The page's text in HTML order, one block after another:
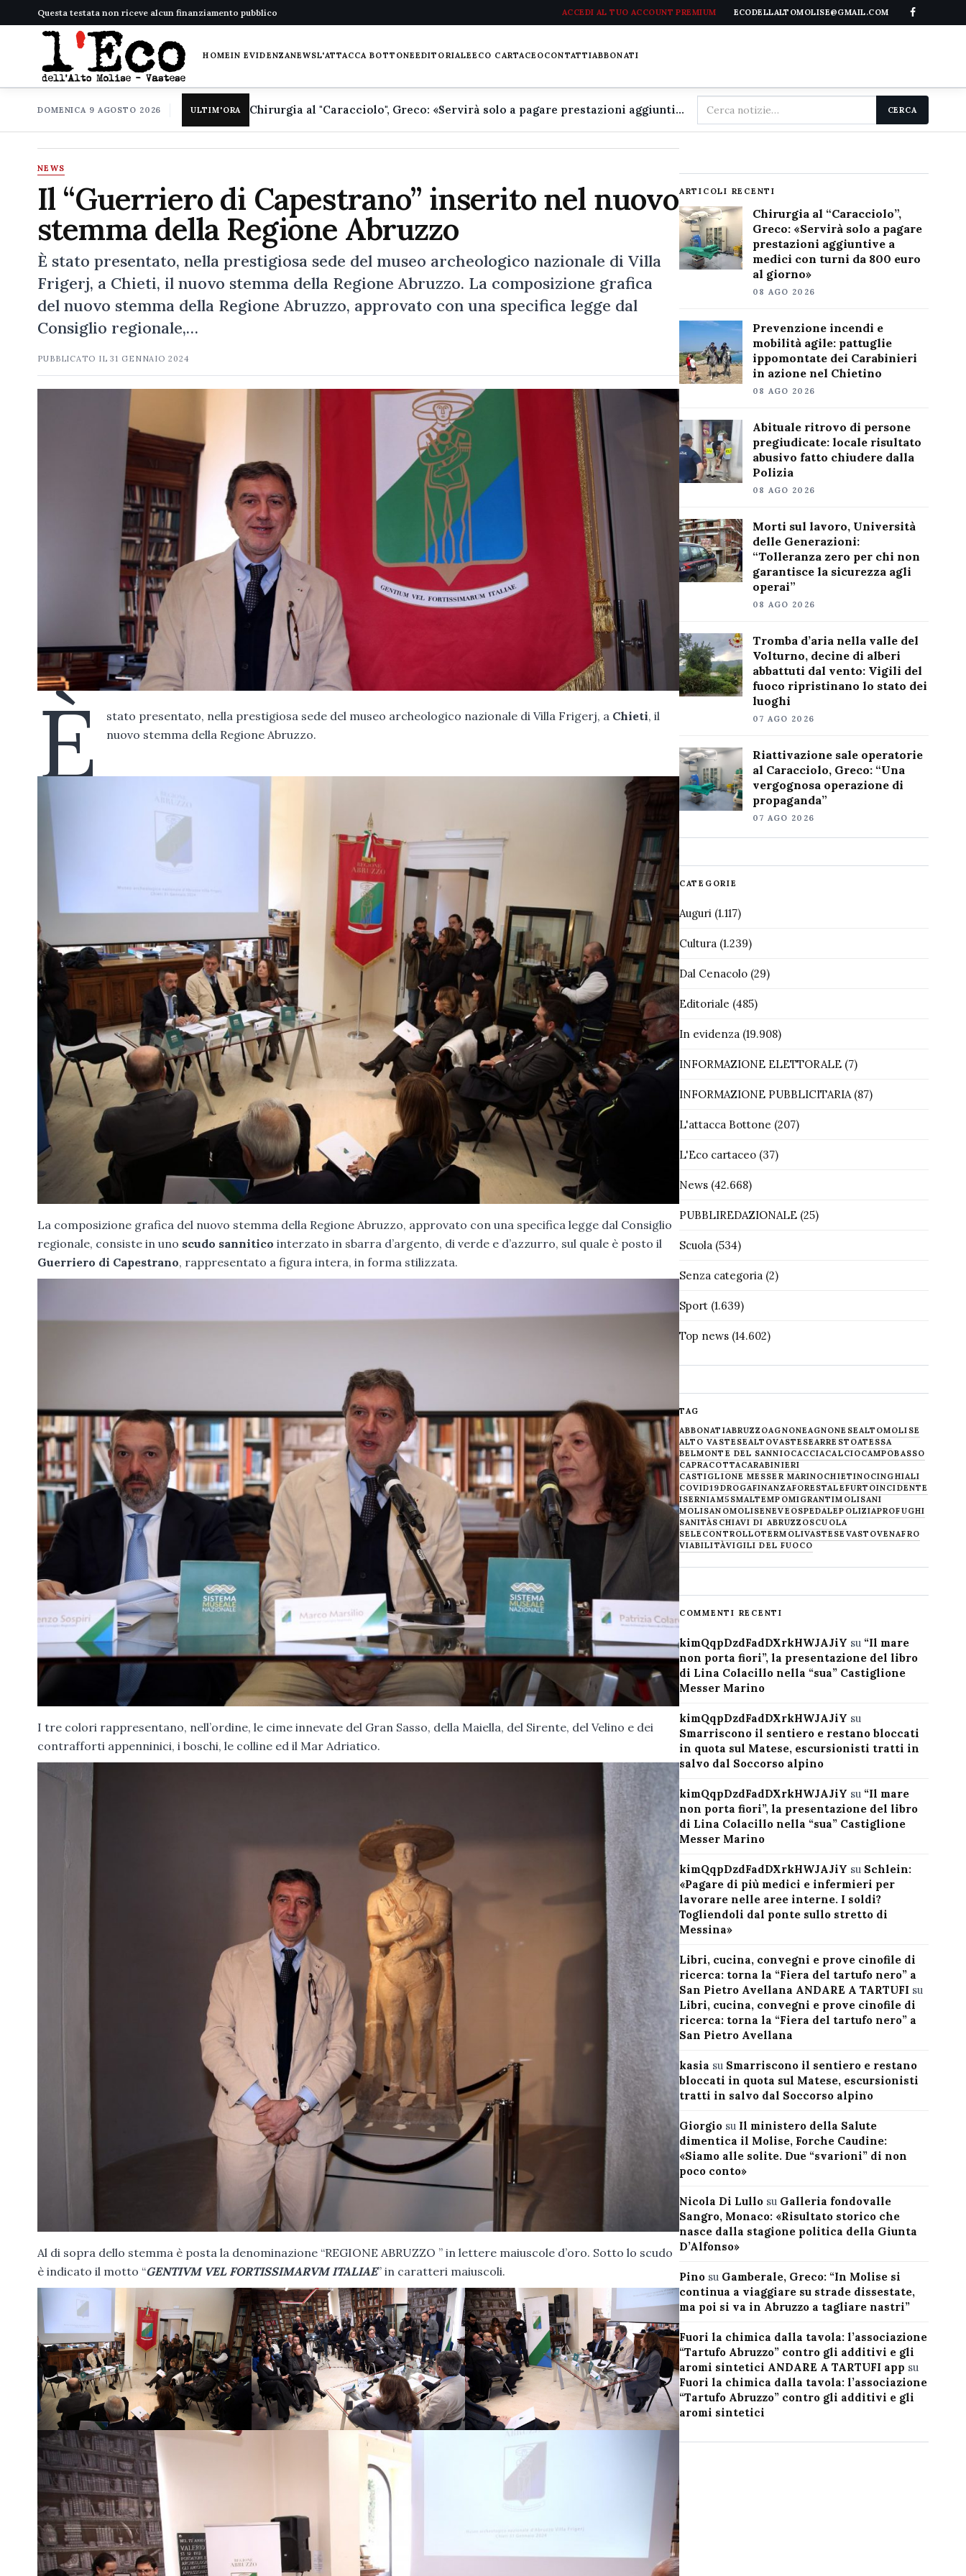
Questa testata non riceve alcun finanziamento pubblico ACCEDI AL TUO ACCOUNT PREMIUM ECODELLALTOMOLISE@GMAIL.COM
HOMEIN EVIDENZANEWSL'ATTACCA BOTTONEEDITORIALEECO CARTACEOCONTATTIABBONATI
DOMENICA 9 AGOSTO 2026 ULTIM'ORA Chirurgia al "Caracciolo", Greco: «Servirà solo a pagare prestazioni aggiuntive a medici con turni da 800 euro al giorno»
Cerca
nel
CERCA
NEWS
Il “Guerriero di Capestrano” inserito nel nuovo
stemma della Regione Abruzzo
È stato presentato, nella prestigiosa sede del museo archeologico nazionale di Villa
Frigerj, a Chieti, il nuovo stemma della Regione Abruzzo. La composizione grafica
del nuovo stemma della Regione Abruzzo, approvato con una specifica legge dal
Consiglio regionale,…
PUBBLICATO IL31 GENNAIO 2024
È stato presentato, nella prestigiosa sede del museo archeologico nazionale di Villa Frigerj, a Chieti, il
nuovo stemma della Regione Abruzzo.
La composizione grafica del nuovo stemma della Regione Abruzzo, approvato con una specifica legge dal Consiglio
regionale, consiste in uno scudo sannitico interzato in sbarra d’argento, di verde e d’azzurro, sul quale è posto il
Guerriero di Capestrano, rappresentato a figura intera, in forma stilizzata.
I tre colori rappresentano, nell’ordine, le cime innevate del Gran Sasso, della Maiella, del Sirente, del Velino e dei
contrafforti appenninici, i boschi, le colline ed il Mar Adriatico.
Al di sopra dello stemma è posta la denominazione “REGIONE ABRUZZO ” in lettere maiuscole d’oro. Sotto lo scudo
è indicato il motto “GENTIVM VEL FORTISSIMARVM ITALIAE” in caratteri maiuscoli.
ARTICOLI RECENTI
Chirurgia al “Caracciolo”,
Greco: «Servirà solo a pagare
prestazioni aggiuntive a
medici con turni da 800 euro
al giorno»
08 AGO 2026
Prevenzione incendi e
mobilità agile: pattuglie
ippomontate dei Carabinieri
in azione nel Chietino
08 AGO 2026
Abituale ritrovo di persone
pregiudicate: locale risultato
abusivo fatto chiudere dalla
Polizia
08 AGO 2026
Morti sul lavoro, Università
delle Generazioni:
“Tolleranza zero per chi non
garantisce la sicurezza agli
operai”
08 AGO 2026
Tromba d’aria nella valle del
Volturno, decine di alberi
abbattuti dal vento: Vigili del
fuoco ripristinano lo stato dei
luoghi
07 AGO 2026
Riattivazione sale operatorie
al Caracciolo, Greco: “Una
vergognosa operazione di
propaganda”
07 AGO 2026
CATEGORIE
Auguri(1.117)
Cultura(1.239)
Dal Cenacolo(29)
Editoriale (485)
In evidenza(19.908)
INFORMAZIONE ELETTORALE(7)
INFORMAZIONE PUBBLICITARIA(87)
L'attacca Bottone (207)
L'Eco cartaceo(37)
News(42.668)
PUBBLIREDAZIONALE(25)
Scuola(534)
Senza categoria(2)
Sport(1.639)
Top news(14.602)
TAG
ABBONATIABRUZZOAGNONEAGNONESEALTOMOLISE
ALTO VASTESEALTOVASTESEARRESTOATESSA
BELMONTE DEL SANNIOCACCIACALCIOCAMPOBASSO
CAPRACOTTACARABINIERI
CASTIGLIONE MESSER MARINOCHIETINOCINGHIALI
COVID19DROGAFINANZAFORESTALEFURTOINCIDENTE
ISERNIAM5SMALTEMPOMIGRANTIMOLISANI
MOLISANOMOLISENEVE OSPEDALEPOLIZIAPROFUGHI
SANITÀSCHIAVI DI ABRUZZOSCUOLA
SELECONTROLLOTERMOLIVASTESE VASTOVENAFRO
VIABILITÀVIGILI DEL FUOCO
COMMENTI RECENTI
kimQqpDzdFadDXrkHWJAJiY su “Il mare
non porta fiori”, la presentazione del libro
di Lina Colacillo nella “sua” Castiglione
Messer Marino
kimQqpDzdFadDXrkHWJAJiY su
Smarriscono il sentiero e restano bloccati
in quota sul Matese, escursionisti tratti in
salvo dal Soccorso alpino
kimQqpDzdFadDXrkHWJAJiY su “Il mare
non porta fiori”, la presentazione del libro
di Lina Colacillo nella “sua” Castiglione
Messer Marino
kimQqpDzdFadDXrkHWJAJiY su Schlein:
«Pagare di più medici e infermieri per
lavorare nelle aree interne. I soldi?
Togliendoli dal ponte sullo stretto di
Messina»
Libri, cucina, convegni e prove cinofile di
ricerca: torna la “Fiera del tartufo nero” a
San Pietro Avellana ANDARE A TARTUFI su
Libri, cucina, convegni e prove cinofile di
ricerca: torna la “Fiera del tartufo nero” a
San Pietro Avellana
kasia su Smarriscono il sentiero e restano
bloccati in quota sul Matese, escursionisti
tratti in salvo dal Soccorso alpino
Giorgiosu Il ministero della Salute
dimentica il Molise, Forche Caudine:
«Siamo alle solite. Due “svarioni” di non
poco conto»
Nicola Di Lullosu Galleria fondovalle
Sangro, Monaco: «Risultato storico che
nasce dalla stagione politica della Giunta
D’Alfonso»
Pinosu Gamberale, Greco: “In Molise si
continua a viaggiare su strade dissestate,
ma poi si va in Abruzzo a tagliare nastri”
Fuori la chimica dalla tavola: l’associazione
“Tartufo Abruzzo” contro gli additivi e gli
aromi sintetici ANDARE A TARTUFI app su
Fuori la chimica dalla tavola: l’associazione
“Tartufo Abruzzo” contro gli additivi e gli
aromi sintetici